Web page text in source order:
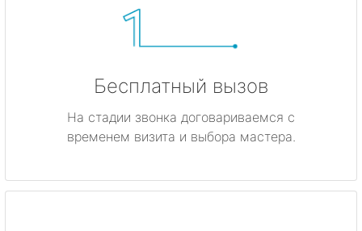
Бесплатный вызов
На стадии звонка договариваемся с
временем визита и выбора мастера.